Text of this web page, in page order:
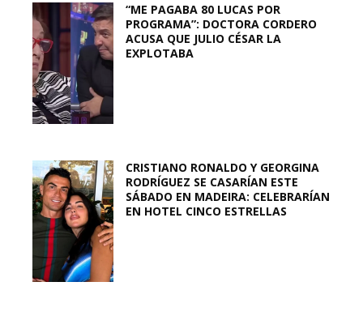
“ME PAGABA 80 LUCAS POR
PROGRAMA”: DOCTORA CORDERO
ACUSA QUE JULIO CÉSAR LA
EXPLOTABA
CRISTIANO RONALDO Y GEORGINA
RODRÍGUEZ SE CASARÍAN ESTE
SÁBADO EN MADEIRA: CELEBRARÍAN
EN HOTEL CINCO ESTRELLAS